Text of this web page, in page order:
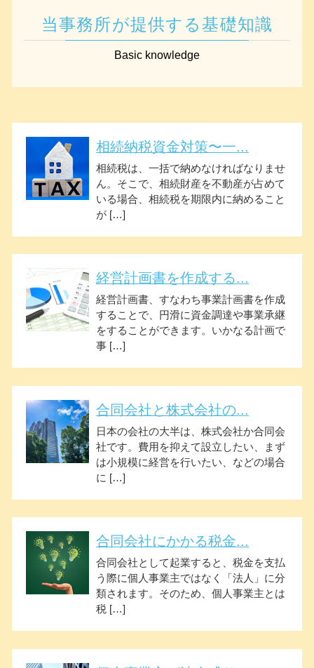
当事務所が提供する基礎知識
Basic knowledge
相続納税資金対策〜一...
相続税は、一括で納めなければなりませ
ん。そこで、相続財産を不動産が占めて
いる場合、相続税を期限内に納めること
が […]
経営計画書を作成する...
経営計画書、すなわち事業計画書を作成
することで、円滑に資金調達や事業承継
をすることができます。いかなる計画で
事 […]
合同会社と株式会社の...
日本の会社の大半は、株式会社か合同会
社です。費用を抑えて設立したい、まず
は小規模に経営を行いたい、などの場合
に […]
合同会社にかかる税金...
合同会社として起業すると、税金を支払
う際に個人事業主ではなく「法人」に分
類されます。そのため、個人事業主とは
税 […]